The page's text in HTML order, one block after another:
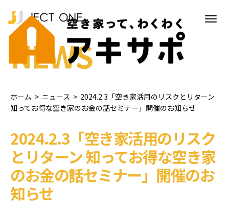
NEWS
ホーム > ニュース > 2024.2.3「空き家活用のリスクとリターン
知ってお得な空き家のお金の話セミナー」開催のお知らせ
2024.2.3「空き家活用のリスク
とリターン 知ってお得な空き家
のお金の話セミナー」開催のお
知らせ